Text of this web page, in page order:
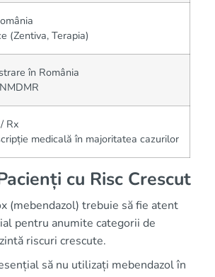
(Zentiva, Terapia)
în România
Rx
medicală în majoritatea cazurilor
cu Risc Crescut
(mebendazol) trebuie să fie atent
pentru anumite categorii de
riscuri crescute.
să nu utilizați mebendazol în